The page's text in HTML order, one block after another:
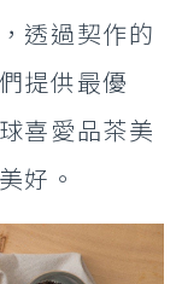
透過契作的
提供最優
喜愛品茶美
好。